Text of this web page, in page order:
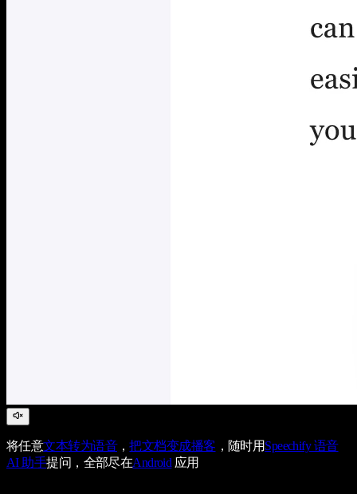
将任意文本转为语音，把文档变成播客 ，随时用Speechify 语音
AI 助手提问，全部尽在Android 应用